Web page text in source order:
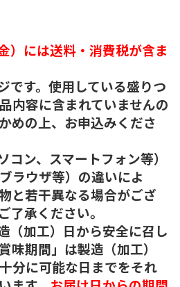
）には送料・消費税が含ま
です。使用している盛りつ
内容に含まれていませんの
めの上、お申込みくださ
ン、スマートフォン等）
ラウザ等）の違いによ
と若干異なる場合がござ
了承ください。
（加工）日から安全に召し
味期間」は製造（加工）
分に可能な日までをそれ